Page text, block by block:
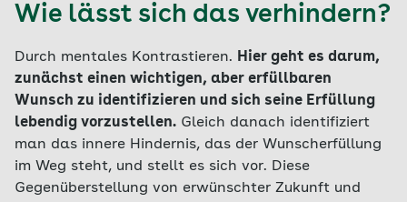
Wie lässt sich das verhindern?
Durch mentales Kontrastieren. Hier geht es darum,
zunächst einen wichtigen, aber erfüllbaren
Wunsch zu identifizieren und sich seine Erfüllung
lebendig vorzustellen. Gleich danach identifiziert
man das innere Hindernis, das der Wunscherfüllung
im Weg steht, und stellt es sich vor. Diese
Gegenüberstellung von erwünschter Zukunft und